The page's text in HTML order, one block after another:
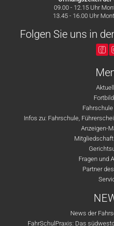
09.00 - 12.15 Uhr
13.45 - 16.00 Uhr
Folgen Sie uns in
Infos zu: Fahrschule,
Anzeigen-
Fragen und
Partner
News der
FahrSchulPraxis: Das